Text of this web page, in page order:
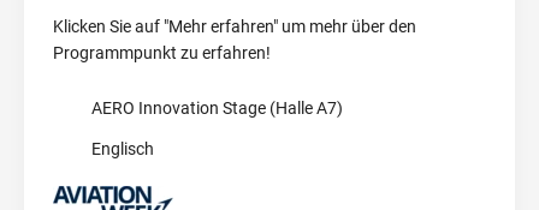
Klicken Sie auf "Mehr erfahren" um mehr über den
Programmpunkt zu erfahren!
AERO Innovation Stage (Halle A7)
Englisch